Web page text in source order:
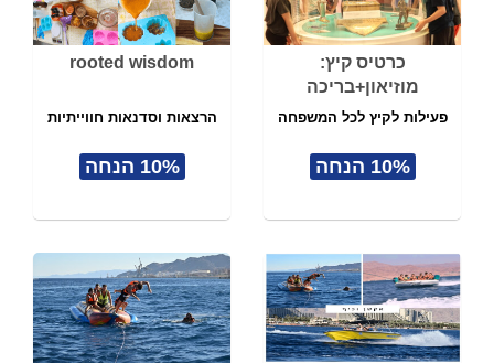
כרטיס קיץ:
מוזיאון+בריכה
פעילות לקיץ לכל המשפחה
10% הנחה
rooted wisdom
הרצאות וסדנאות חווייתיות
10% הנחה